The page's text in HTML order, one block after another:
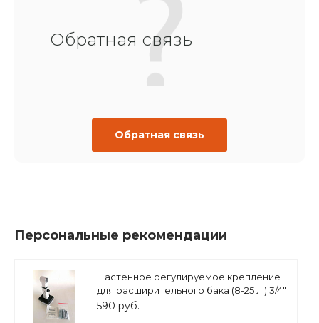
Обратная связь
Обратная связь
Персональные рекомендации
Настенное регулируемое крепление
для расширительного бака (8-25 л.) 3/4"
белое, ASKON
590 руб.